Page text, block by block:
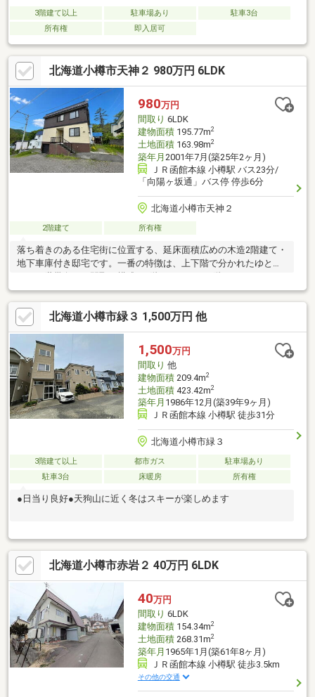
3階建て以上 駐車場あり
駐車3台
所有権
即入居可
北海道小樽市天神２ 980万円 6LDK
980万円
間取り 6LDK
建物面積195.77m2
土地面積163.98m2
築年月 2001年7月(築25年2ヶ月)
ＪＲ函館本線 小樽駅 バス23分/
「向陽ヶ坂通」バス停 停歩6分
北海道小樽市天神２
2階建て 所有権
落ち着きのある住宅街に位置する、延床面積広めの木造2階建て・
地下車庫付き邸宅です。一番の特徴は、上下階で分かれたゆとり
ある二世帯向けの間取り構成。1階（2LDK）と2階（4LDK）のそ
れぞれに10.0帖の快適なリビングと5.0帖のキッチン、さらに独立
した洗面スペースやトイレが配置されており、世帯ごとの生活リ
ズムを崩さずに快適に同居生活をスタートできます。1階にはのん
びり寛げる和室、2階には洋室が4部屋あり、個室としての利用は
もちろん、趣味の部屋やリモートワーク用のスペースとしても最
適。敷地は公道に広く面しており、日当たりや通風も良好な住環
境です。
北海道小樽市緑３ 1,500万円 他
1,500万円
間取り 他
建物面積209.4m2
土地面積423.42m2
築年月 1986年12月(築39年9ヶ月)
ＪＲ函館本線 小樽駅 徒歩31分
北海道小樽市緑３
3階建て以上 都市ガス
駐車場あり
駐車3台
床暖房 所有権
●日当り良好●天狗山に近く冬はスキーが楽しめます
北海道小樽市赤岩２ 40万円 6LDK
40万円
間取り 6LDK
建物面積154.34m2
土地面積268.31m2
築年月 1965年1月(築61年8ヶ月)
ＪＲ函館本線 小樽駅 徒歩3.5km
その他の交通